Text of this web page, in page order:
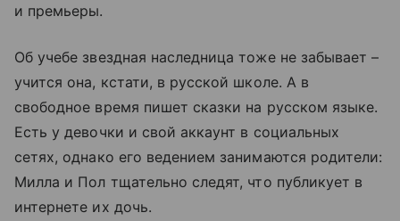
и премьеры.
Об учебе звездная наследница тоже не забывает –
учится она, кстати, в русской школе. А в
свободное время пишет сказки на русском языке.
Есть у девочки и свой аккаунт в социальных
сетях, однако его ведением занимаются родители:
Милла и Пол тщательно следят, что публикует в
интернете их дочь.